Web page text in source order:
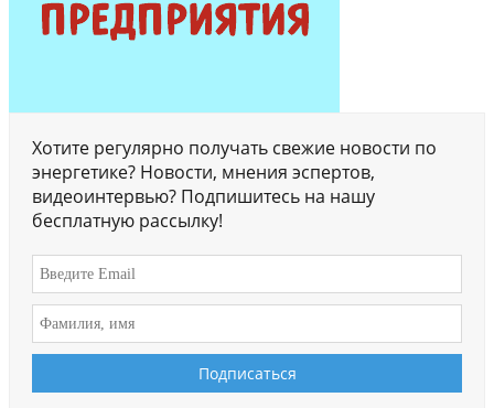
Хотите регулярно получать свежие новости по
энергетике? Новости, мнения эспертов,
видеоинтервью? Подпишитесь на нашу
бесплатную рассылку!